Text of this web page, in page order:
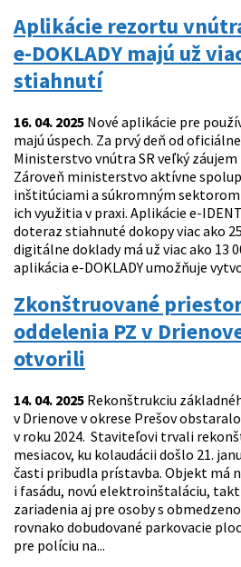
Aplikácie rezortu
e-DOKLADY majú už
stiahnutí
16. 04. 2025 Nové aplikácie pre
majú úspech. Za prvý deň od
Ministerstvo vnútra SR veľký
Zároveň ministerstvo aktívne
inštitúciami a súkromným
ich využitia v praxi. Aplikácie e-
doteraz stiahnuté dokopy viac ako
digitálne doklady má už viac ako 13
aplikácia e-DOKLADY umožňuje
Zkonštruované
oddelenia PZ v
otvorili
14. 04. 2025 Rekonštrukciu
v Drienove v okrese Prešov
v roku 2024. Staviteľovi trvali
mesiacov, ku kolaudácii došlo 21.
časti pribudla prístavba. Objekt má
i fasádu, novú elektroinštaláciu,
zariadenia aj pre osoby s
rovnako dobudované parkovacie
pre políciu na...